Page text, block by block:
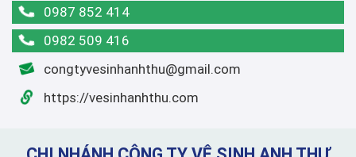
0987 852 414
0982 509 416
congtyvesinhanhthu@gmail.com
https://vesinhanhthu.com